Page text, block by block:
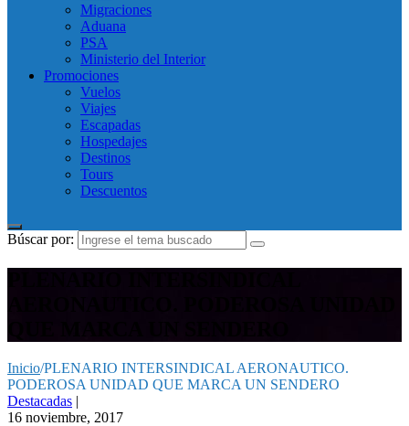
Migraciones
Aduana
PSA
Ministerio del Interior
Promociones
Vuelos
Viajes
Escapadas
Hospedajes
Destinos
Tours
Descuentos
Búscar por:
Inicio/PLENARIO INTERSINDICAL AERONAUTICO.
PODEROSA UNIDAD QUE MARCA UN SENDERO
Destacadas |
16 noviembre, 2017